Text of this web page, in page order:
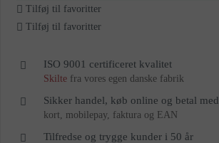
Tilføj til favoritter
Tilføj til favoritter
ISO 9001 certificeret kvalitet
Skilte fra vores egen danske fabrik
Sikker handel, køb online og betal med
kort, mobilepay, faktura og EAN
Tilfredse og trygge kunder i 50 år